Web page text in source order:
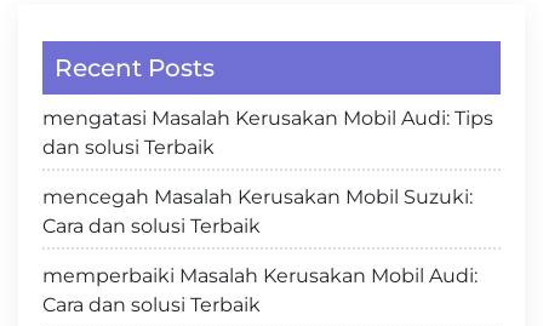
Recent Posts
mengatasi Masalah Kerusakan Mobil Audi: Tips
dan solusi Terbaik
mencegah Masalah Kerusakan Mobil Suzuki:
Cara dan solusi Terbaik
memperbaiki Masalah Kerusakan Mobil Audi:
Cara dan solusi Terbaik